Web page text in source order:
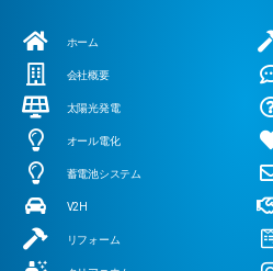
ホーム
会社概要
太陽光発電
オール電化
蓄電池システム
V2H
リフォーム